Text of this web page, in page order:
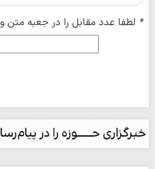
* لطفا عدد مقابل را در جعبه متن